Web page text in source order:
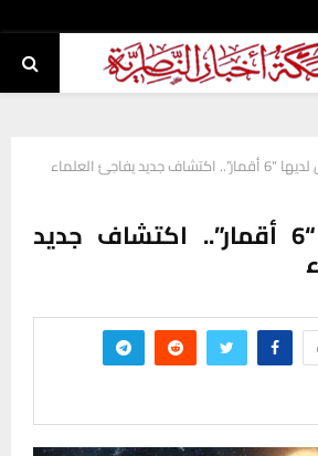
اكتشاف جديد يفاجئ العلماء
الأرض لديها “6 أقمار”.. اكتشاف جديد